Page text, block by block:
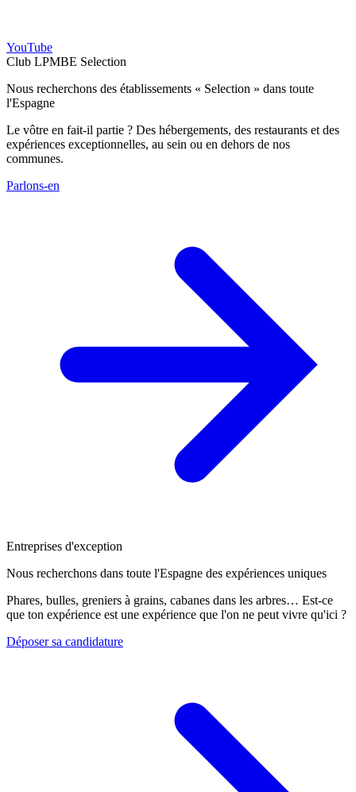
YouTube
Club LPMBE Selection
Nous recherchons des établissements « Selection » dans toute
l'Espagne
Le vôtre en fait-il partie ? Des hébergements, des restaurants et des
expériences exceptionnelles, au sein ou en dehors de nos
communes.
Parlons-en
Entreprises d'exception
Nous recherchons dans toute l'Espagne des expériences uniques
Phares, bulles, greniers à grains, cabanes dans les arbres… Est-ce
que ton expérience est une expérience que l'on ne peut vivre qu'ici ?
Déposer sa candidature